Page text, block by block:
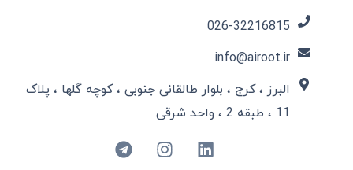
026-32216815​
info@airoot.ir
البرز ، کرج ، بلوار طالقانی جنوبی ، کوچه گلها ، پلاک
11 ، طبقه 2 ، واحد شرقی